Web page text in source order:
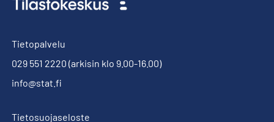
Tietopalvelu
029 551 2220 (arkisin klo 9.00-16.00)
info@stat.fi
Tietosuojaseloste